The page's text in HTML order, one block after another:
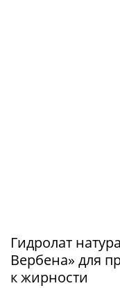
Гидролат
Вербена» для
к жирности